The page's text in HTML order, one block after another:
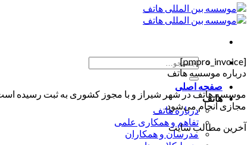
جستجو
برای:
صفحه اصلی
هاتف
درباره هاتف
تفاهم و همکاری علمی
مدرسان و همکاران
[pmpro_invoice]
درباره موسسه هاتف
موسسه هاتف در شهر شیراز و با مجوز کشوری به ثبت رسیده
مجازی انجام می‌شود.
آخرین مطالب سایت